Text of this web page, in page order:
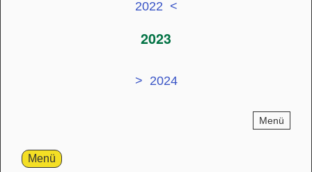
2022 <
2023
> 2024
Menü
Menü